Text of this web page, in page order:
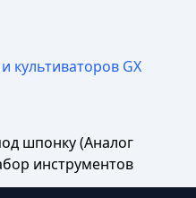
культиваторов GX
шпонку (Аналог
инструментов